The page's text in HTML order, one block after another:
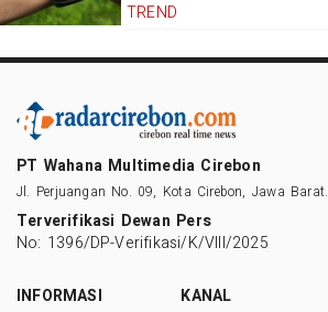
TREND
PT Wahana Multimedia Cirebon
Jl. Perjuangan No. 09, Kota Cirebon, Jawa Barat.
Terverifikasi Dewan Pers
No: 1396/DP-Verifikasi/K/VIII/2025
INFORMASI
KANAL